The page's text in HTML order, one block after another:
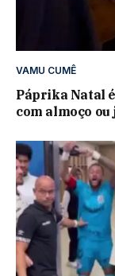
VAMU CUMÊ
Páprika Natal
com almoço